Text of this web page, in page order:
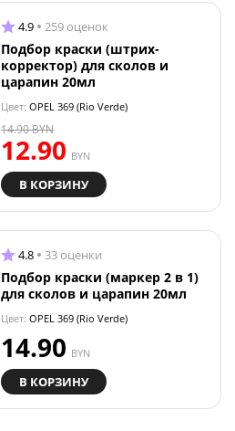
4.9 259 оценок
Подбор краски (штрих-
корректор) для сколов и
царапин 20мл
Цвет: OPEL 369 (Rio Verde)
12.90 BYN
14.90BYN
В КОРЗИНУ
4.8 33 оценки
Подбор краски (маркер 2 в 1)
для сколов и царапин 20мл
Цвет: OPEL 369 (Rio Verde)
14.90 BYN
В КОРЗИНУ